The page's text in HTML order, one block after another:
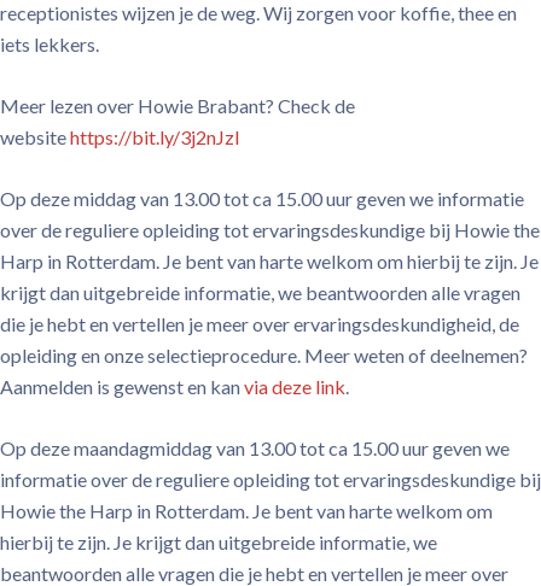
receptionistes wijzen je de weg. Wij zorgen voor koffie, thee en
iets lekkers.
Meer lezen over Howie Brabant? Check de
websitehttps://bit.ly/3j2nJzl
Op deze middag van 13.00 tot ca 15.00 uur geven we informatie
over de reguliere opleiding tot ervaringsdeskundige bij Howie the
Harp in Rotterdam. Je bent van harte welkom om hierbij te zijn. Je
krijgt dan uitgebreide informatie, we beantwoorden alle vragen
die je hebt en vertellen je meer over ervaringsdeskundigheid, de
opleiding en onze selectieprocedure. Meer weten of deelnemen?
Aanmelden is gewenst en kanvia deze link.
Op deze maandagmiddag van 13.00 tot ca 15.00 uur geven we
informatie over de reguliere opleiding tot ervaringsdeskundige bij
Howie the Harp in Rotterdam. Je bent van harte welkom om
hierbij te zijn. Je krijgt dan uitgebreide informatie, we
beantwoorden alle vragen die je hebt en vertellen je meer over